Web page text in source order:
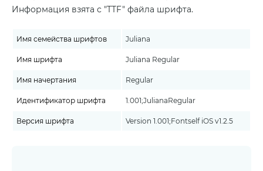
Информация взята с "TTF" файла шрифта.
Имя семейства шрифтов Juliana
Имя шрифта Juliana Regular
Имя начертания Regular
Идентификатор шрифта 1.001;JulianaRegular
Версия шрифта Version 1.001;Fontself iOS v1.2.5